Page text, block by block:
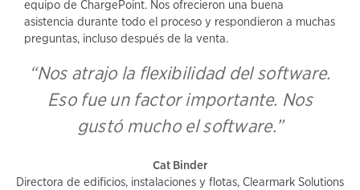
equipo de ChargePoint. Nos ofrecieron una buena
asistencia durante todo el proceso y respondieron a muchas
preguntas, incluso después de la venta.
“Nos atrajo la flexibilidad del software.
Eso fue un factor importante. Nos
gustó mucho el software.”
Cat Binder
Directora de edificios, instalaciones y flotas, Clearmark Solutions